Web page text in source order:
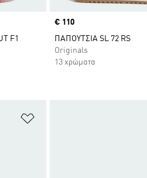
F1
Price
€ 110
ΠΑΠΟΥΤΣΙΑ SL 72 RS
Originals
13 χρώματα